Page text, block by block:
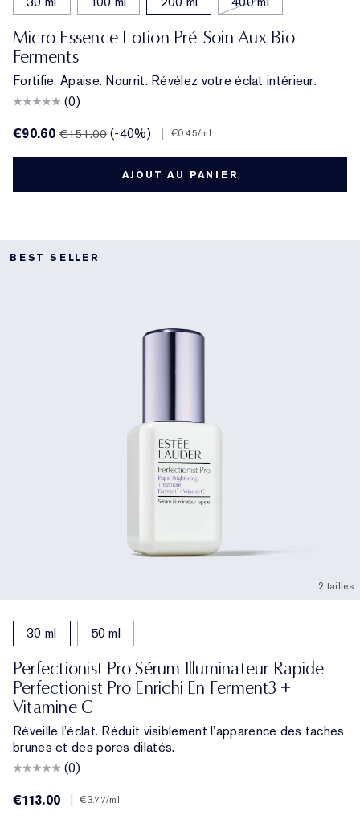
Micro Essence Lotion Pré-Soin Aux Bio-
Ferments
Fortifie. Apaise. Nourrit. Révélez votre éclat intérieur.
(0)
€90.60€151.00 (-40%) €0.45/ml
AJOUT AU PANIER
BEST SELLER
2 tailles
30 ml 50 ml
Perfectionist Pro Sérum Illuminateur Rapide
Perfectionist Pro Enrichi En Ferment3 +
Vitamine C
Réveille l’éclat. Réduit visiblement l’apparence des taches
brunes et des pores dilatés.
(0)
€113.00
€3.77/ml